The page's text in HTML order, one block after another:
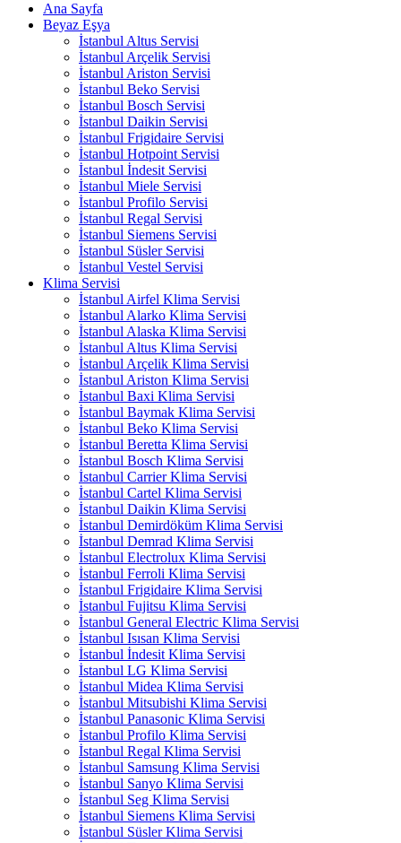
Ana Sayfa
Beyaz Eşya
İstanbul Altus Servisi
İstanbul Arçelik Servisi
İstanbul Ariston Servisi
İstanbul Beko Servisi
İstanbul Bosch Servisi
İstanbul Daikin Servisi
İstanbul Frigidaire Servisi
İstanbul Hotpoint Servisi
İstanbul İndesit Servisi
İstanbul Miele Servisi
İstanbul Profilo Servisi
İstanbul Regal Servisi
İstanbul Siemens Servisi
İstanbul Süsler Servisi
İstanbul Vestel Servisi
Klima Servisi
İstanbul Airfel Klima Servisi
İstanbul Alarko Klima Servisi
İstanbul Alaska Klima Servisi
İstanbul Altus Klima Servisi
İstanbul Arçelik Klima Servisi
İstanbul Ariston Klima Servisi
İstanbul Baxi Klima Servisi
İstanbul Baymak Klima Servisi
İstanbul Beko Klima Servisi
İstanbul Beretta Klima Servisi
İstanbul Bosch Klima Servisi
İstanbul Carrier Klima Servisi
İstanbul Cartel Klima Servisi
İstanbul Daikin Klima Servisi
İstanbul Demirdöküm Klima Servisi
İstanbul Demrad Klima Servisi
İstanbul Electrolux Klima Servisi
İstanbul Ferroli Klima Servisi
İstanbul Frigidaire Klima Servisi
İstanbul Fujitsu Klima Servisi
İstanbul General Electric Klima Servisi
İstanbul Isısan Klima Servisi
İstanbul İndesit Klima Servisi
İstanbul LG Klima Servisi
İstanbul Midea Klima Servisi
İstanbul Mitsubishi Klima Servisi
İstanbul Panasonic Klima Servisi
İstanbul Profilo Klima Servisi
İstanbul Regal Klima Servisi
İstanbul Samsung Klima Servisi
İstanbul Sanyo Klima Servisi
İstanbul Seg Klima Servisi
İstanbul Siemens Klima Servisi
İstanbul Süsler Klima Servisi